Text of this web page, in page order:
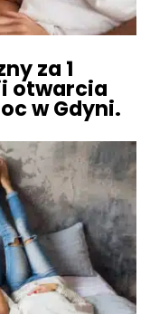
za 1
otwarcia
w Gdyni.